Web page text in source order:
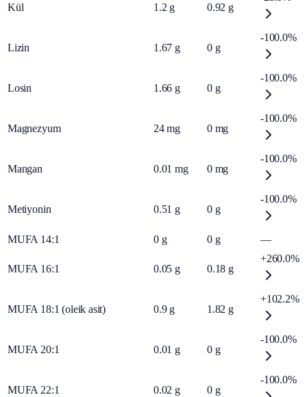
Kül 1.2 g 0.92 g
Lizin 1.67 g 0 g
-100.0%
Losin 1.66 g 0 g
-100.0%
Magnezyum 24 mg 0 mg
-100.0%
Mangan 0.01 mg 0 mg
-100.0%
Metiyonin 0.51 g 0 g
-100.0%
MUFA 14:1 0 g 0 g —
MUFA 16:1 0.05 g 0.18 g
+260.0%
MUFA 18:1 (oleik asit) 0.9 g 1.82 g
+102.2%
MUFA 20:1 0.01 g 0 g
-100.0%
MUFA 22:1 0.02 g 0 g
-100.0%